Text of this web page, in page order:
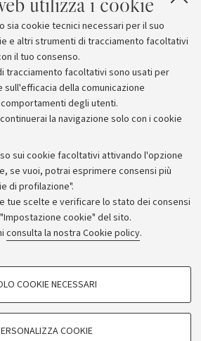
sia cookie tecnici necessari per il suo
e altri strumenti di tracciamento facoltativi
il tuo consenso.
tracciamento facoltativi sono usati per
della comunicazione
degli utenti.
la navigazione solo con i cookie
sui cookie facoltativi attivando l'opzione
se vuoi, potrai esprimere consensi più
di profilazione".
tue scelte e verificare lo stato dei consensi
cookie" del sito.
consulta la nostra Cookie policy.
- FACOLTATIVI
COOKIE NECESSARI
COOKIE
Archivio
Comunicati stampa
Redazione
Rassegna stampa
MATER STUDIORUM - Università di